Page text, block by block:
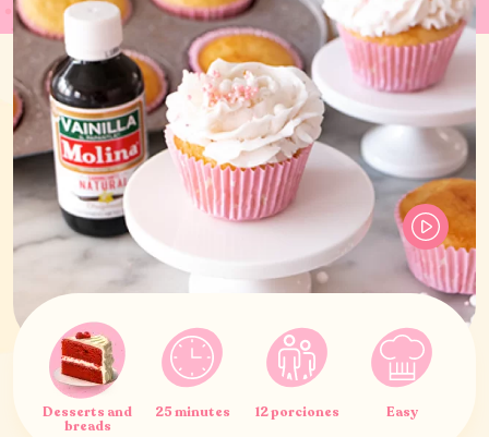
Desserts and
breads
25 minutes 12 porciones Easy